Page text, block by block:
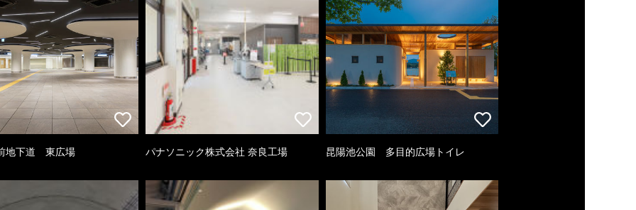
地下道 東広場 パナソニック株式会社 奈良工場 昆陽池公園 多目的広場トイレ